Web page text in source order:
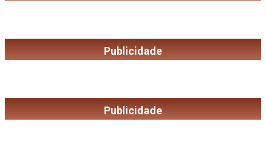
Publicidade
Publicidade